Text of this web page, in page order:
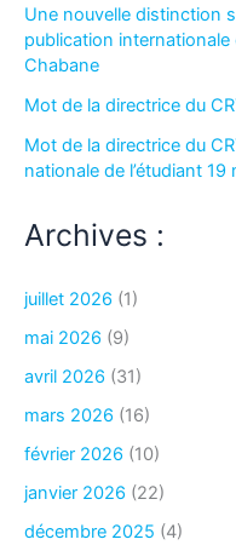
Une nouvelle distinction
publication internationale
Chabane
Mot de la directrice du
Mot de la directrice du
nationale de l’étudiant 19
Archives :
juillet 2026 (1)
mai 2026 (9)
avril 2026 (31)
mars 2026 (16)
février 2026 (10)
janvier 2026 (22)
décembre 2025 (4)